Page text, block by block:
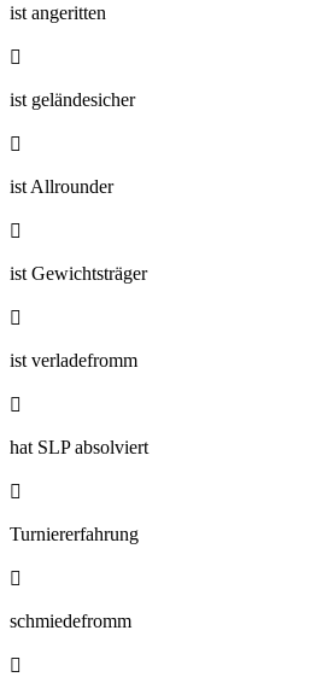
ist angeritten

ist geländesicher

ist Allrounder

ist Gewichtsträger

ist verladefromm

hat SLP absolviert

Turniererfahrung

schmiedefromm
